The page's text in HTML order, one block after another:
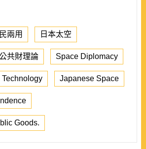
兩用 日本太空
共財理論 Space Diplomacy
Japanese Space
Goods.